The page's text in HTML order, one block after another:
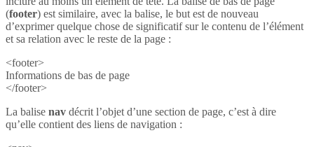
(footer) est similaire, avec la balise, le but est de nouveau
d’exprimer quelque chose de significatif sur le contenu de l’élément
et sa relation avec le reste de la page :
<footer>
Informations de bas de page
</footer>
La balise nav décrit l’objet d’une section de page, c’est à dire
qu’elle contient des liens de navigation :